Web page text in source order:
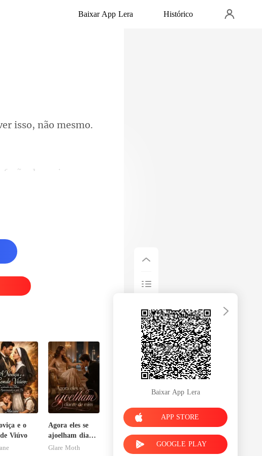
Baixar App Lera Histórico
ção das coisas que
e o
Viúvo
Agora eles se
ajoelham diante
de mim
Glare Moth
Baixar App Lera
APP STORE
GOOGLE PLAY